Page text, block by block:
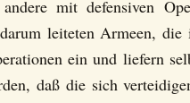
mit defensiven
leiteten Armeen,
ein und liefern
daß die sich